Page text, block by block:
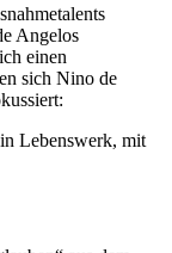
Angelos
einen
sich Nino de
Lebenswerk, mit